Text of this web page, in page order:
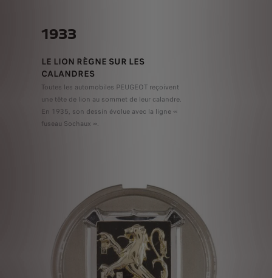
1933
LE LION RÈGNE SUR LES
CALANDRES
Toutes les automobiles PEUGEOT reçoivent
une tête de lion au sommet de leur calandre.
En 1935, son dessin évolue avec la ligne «
fuseau Sochaux ».